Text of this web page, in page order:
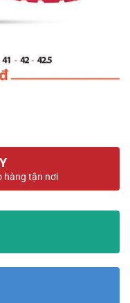
hàng tận nơi